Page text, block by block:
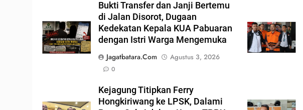
Bukti Transfer dan Janji Bertemu
di Jalan Disorot, Dugaan
Kedekatan Kepala KUA Pabuaran
dengan Istri Warga Mengemuka
Jagatbatara.com
Agustus 3, 2026
0
Kejagung Titipkan Ferry
Hongkiriwang ke LPSK, Dalami